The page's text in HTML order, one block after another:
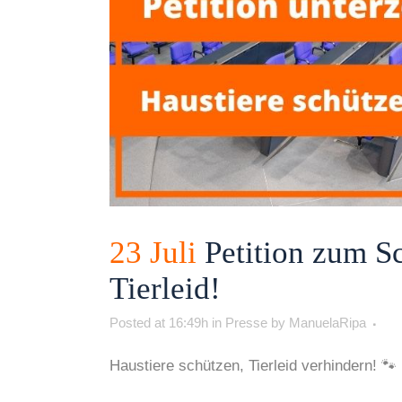
23 Juli Petition zum
Tierleid!
Posted at 16:49h in Presse by ManuelaRipa
Haustiere schützen, Tierleid verhindern! 🐾